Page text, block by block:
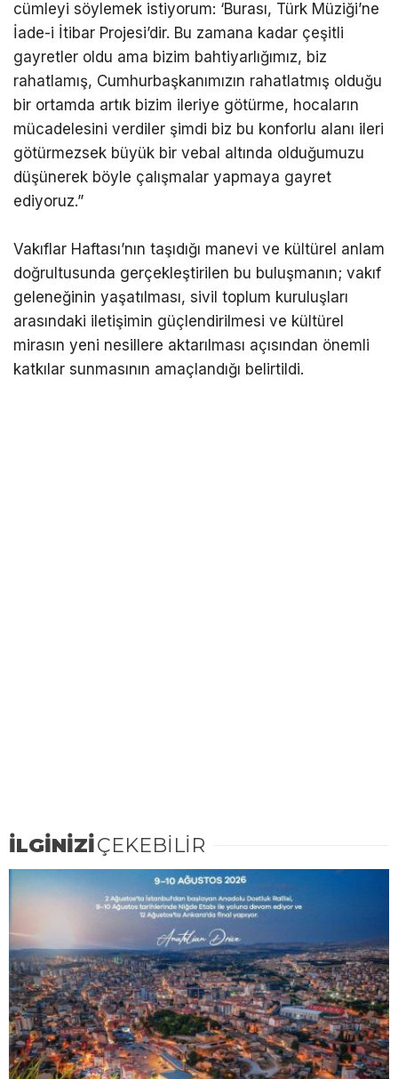
cümleyi söylemek istiyorum: ‘Burası, Türk Müziği’ne
İade-i İtibar Projesi’dir. Bu zamana kadar çeşitli
gayretler oldu ama bizim bahtiyarlığımız, biz
rahatlamış, Cumhurbaşkanımızın rahatlatmış olduğu
bir ortamda artık bizim ileriye götürme, hocaların
mücadelesini verdiler şimdi biz bu konforlu alanı ileri
götürmezsek büyük bir vebal altında olduğumuzu
düşünerek böyle çalışmalar yapmaya gayret
ediyoruz.”
Vakıflar Haftası’nın taşıdığı manevi ve kültürel anlam
doğrultusunda gerçekleştirilen bu buluşmanın; vakıf
geleneğinin yaşatılması, sivil toplum kuruluşları
arasındaki iletişimin güçlendirilmesi ve kültürel
mirasın yeni nesillere aktarılması açısından önemli
katkılar sunmasının amaçlandığı belirtildi.
İLGİNİZİÇEKEBİLİR